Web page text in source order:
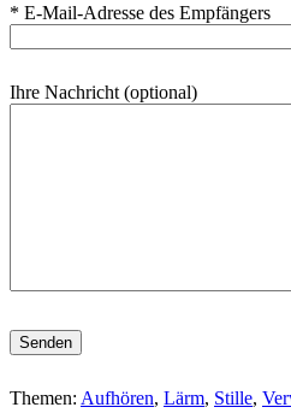
* E-Mail-Adresse des Empfängers
Ihre Nachricht (optional)
Bitte lasse dieses Feld leer.
Themen: Aufhören, Lärm, Stille,